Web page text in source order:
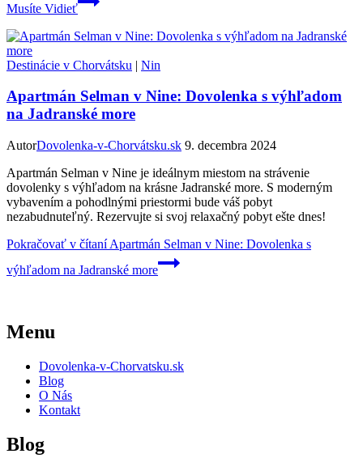
Musíte Vidieť
Destinácie v Chorvátsku | Nin
Apartmán Selman v Nine: Dovolenka s výhľadom
na Jadranské more
AutorDovolenka-v-Chorvátsku.sk 9. decembra 2024
Apartmán Selman v Nine je ideálnym miestom na strávenie
dovolenky s výhľadom na krásne Jadranské more. S moderným
vybavením a pohodlnými priestormi bude váš pobyt
nezabudnuteľný. Rezervujte si svoj relaxačný pobyt ešte dnes!
Pokračovať v čítaníApartmán Selman v Nine: Dovolenka s
výhľadom na Jadranské more
Menu
Dovolenka-v-Chorvatsku.sk
Blog
O Nás
Kontakt
Blog